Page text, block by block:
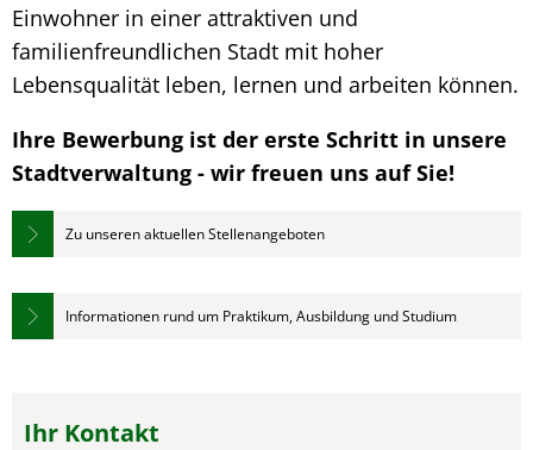
Einwohner in einer attraktiven und
familienfreundlichen Stadt mit hoher
Lebensqualität leben, lernen und arbeiten können.
Ihre Bewerbung ist der erste Schritt in unsere
Stadtverwaltung - wir freuen uns auf Sie!
Zu unseren aktuellen Stellenangeboten
Informationen rund um Praktikum, Ausbildung und Studium
Ihr Kontakt